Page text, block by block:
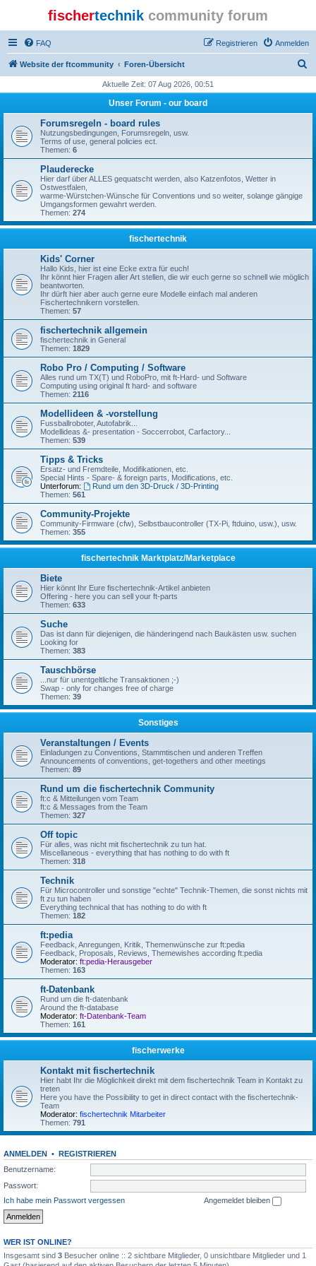
fischertechnik community forum
FAQ Anmelden
Registrieren
Website der ftcommunity Foren-Übersicht
h
Aktuelle Zeit: 07 Aug 2026, 00:51
Unser Forum - our board
Forumsregeln - board rules
Nutzungsbedingungen, Forumsregeln, usw.
Terms of use, general policies ect.
Themen: 6
Plauderecke
Hier darf über ALLES gequatscht werden, also Katzenfotos, Wetter in
Ostwestfalen,
warme-Würstchen-Wünsche für Conventions und so weiter, solange gängige
Umgangsformen gewahrt werden.
Themen: 274
fischertechnik
Kids' Corner
Hallo Kids, hier ist eine Ecke extra für euch!
Ihr könnt hier Fragen aller Art stellen, die wir euch gerne so schnell wie möglich
beantworten.
Ihr dürft hier aber auch gerne eure Modelle einfach mal anderen
Fischertechnikern vorstellen.
Themen: 57
fischertechnik allgemein
fischertechnik in General
Themen: 1829
Robo Pro / Computing / Software
Alles rund um TX(T) und RoboPro, mit ft-Hard- und Software
Computing using original ft hard- and software
Themen: 2116
Modellideen & -vorstellung
Fussballroboter, Autofabrik...
Modellideas &- presentation - Soccerrobot, Carfactory...
Themen: 539
Tipps & Tricks
Ersatz- und Fremdteile, Modifikationen, etc.
Special Hints - Spare- & foreign parts, Modifications, etc.
Unterforum:
Rund um den 3D-Druck / 3D-Printing
Themen: 561
Community-Projekte
Community-Firmware (cfw), Selbstbaucontroller (TX-Pi, ftduino, usw.), usw.
Themen: 355
fischertechnik Marktplatz/Marketplace
Biete
Hier könnt Ihr Eure fischertechnik-Artikel anbieten
Offering - here you can sell your ft-parts
Themen: 633
Suche
Das ist dann für diejenigen, die händeringend nach Baukästen usw. suchen
Looking for
Themen: 383
Tauschbörse
...nur für unentgeltliche Transaktionen ;-)
Swap - only for changes free of charge
Themen: 39
Sonstiges
Veranstaltungen / Events
Einladungen zu Conventions, Stammtischen und anderen Treffen
Announcements of conventions, get-togethers and other meetings
Themen: 89
Rund um die fischertechnik Community
ft:c & Mitteilungen vom Team
ft:c & Messages from the Team
Themen: 327
Off topic
Für alles, was nicht mit fischertechnik zu tun hat.
Miscellaneous - everything that has nothing to do with ft
Themen: 318
Technik
Für Microcontroller und sonstige "echte" Technik-Themen, die sonst nichts mit
ft zu tun haben
Everything technical that has nothing to do with ft
Themen: 182
ft:pedia
Feedback, Anregungen, Kritik, Themenwünsche zur ft:pedia
Feedback, Proposals, Reviews, Themewishes according ft:pedia
Moderator: ft:pedia-Herausgeber
Themen: 163
ft-Datenbank
Rund um die ft-datenbank
Around the ft-database
Moderator: ft-Datenbank-Team
Themen: 161
fischerwerke
Kontakt mit fischertechnik
Hier habt Ihr die Möglichkeit direkt mit dem fischertechnik Team in Kontakt zu
treten
Here you have the Possibility to get in direct contact with the fischertechnik-
Team
Moderator: fischertechnik Mitarbeiter
Themen: 791
ANMELDEN • REGISTRIEREN
Benutzername:
Passwort:
Ich habe mein Passwort vergessen
Angemeldet bleiben
WER IST ONLINE?
Insgesamt sind 3 Besucher online :: 2 sichtbare Mitglieder, 0 unsichtbare Mitglieder und 1